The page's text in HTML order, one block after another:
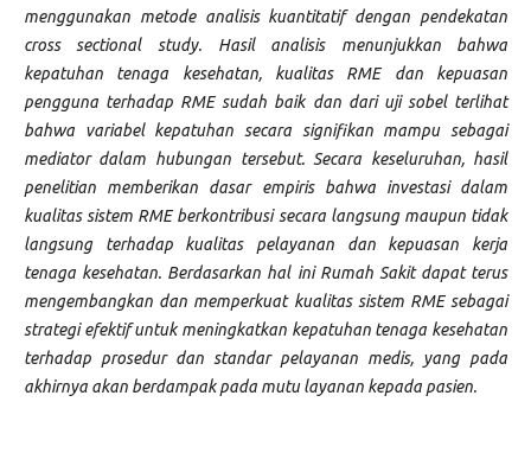
menggunakan metode analisis kuantitatif dengan pendekatan
cross sectional study. Hasil analisis menunjukkan bahwa
kepatuhan tenaga kesehatan, kualitas RME dan kepuasan
pengguna terhadap RME sudah baik dan dari uji sobel terlihat
bahwa variabel kepatuhan secara signifikan mampu sebagai
mediator dalam hubungan tersebut. Secara keseluruhan, hasil
penelitian memberikan dasar empiris bahwa investasi dalam
kualitas sistem RME berkontribusi secara langsung maupun tidak
langsung terhadap kualitas pelayanan dan kepuasan kerja
tenaga kesehatan. Berdasarkan hal ini Rumah Sakit dapat terus
mengembangkan dan memperkuat kualitas sistem RME sebagai
strategi efektif untuk meningkatkan kepatuhan tenaga kesehatan
terhadap prosedur dan standar pelayanan medis, yang pada
akhirnya akan berdampak pada mutu layanan kepada pasien.